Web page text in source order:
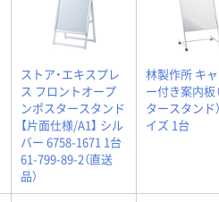
ストア・エキスプレ
ス フロントオープ
ンポスタースタンド
【片面仕様/A1】 シル
バー 6758-1671 1台
61-799-89-2（直送
品）
林製作所 キ
ー付き案内板
タースタンド
イズ 1台